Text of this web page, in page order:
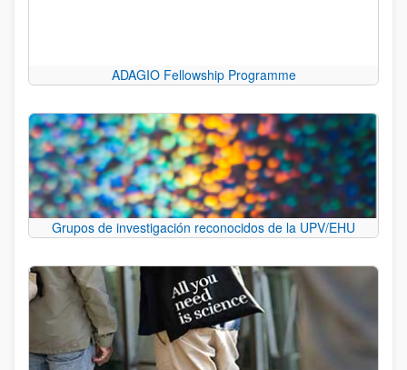
ADAGIO Fellowship Programme
Grupos de investigación reconocidos de la UPV/EHU